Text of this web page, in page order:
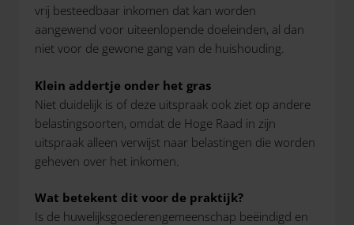
vrij besteedbaar inkomen dat kan worden
aangewend voor uiteenlopende doeleinden, al dan
niet voor de gewone gang van de huishouding.
Klein addertje onder het gras
Niet duidelijk is of deze uitspraak ook ziet op andere
belastingsoorten, omdat de Hoge Raad in zijn
uitspraak alleen verwijst naar belastingen die worden
geheven over het inkomen.
Wat betekent dit voor de praktijk?
Is de huwelijksgoederengemeenschap beëindigd en